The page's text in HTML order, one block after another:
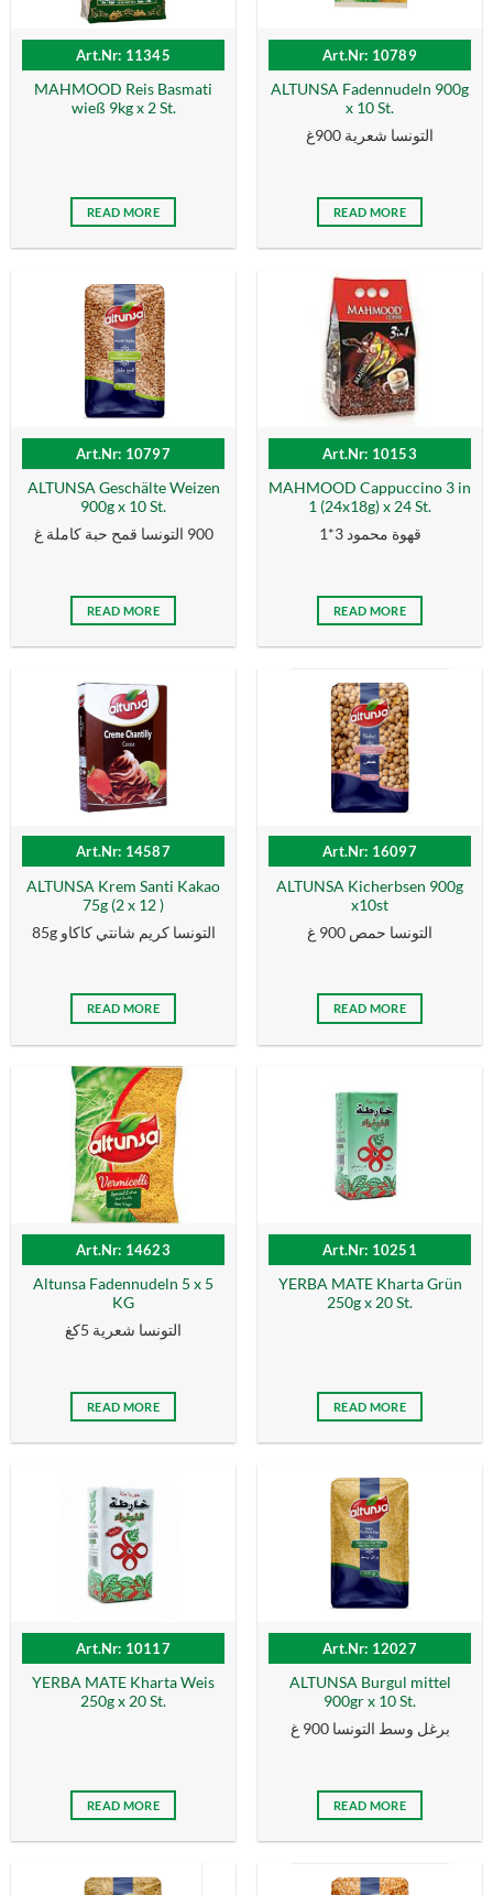
Art.Nr: 11345
MAHMOOD Reis Basmati
wieß 9kg x 2 St.
READ MORE
Art.Nr: 10789
ALTUNSA Fadennudeln 900g
x 10 St.
التونسا شعرية 900غ
READ MORE
Art.Nr: 10797
ALTUNSA Geschälte Weizen
900g x 10 St.
900 التونسا قمح حبة كاملة غ
READ MORE
Art.Nr: 10153
MAHMOOD Cappuccino 3 in
1 (24x18g) x 24 St.
قهوة محمود 3*1
READ MORE
Art.Nr: 14587
ALTUNSA Krem Santi Kakao
75g (2 x 12 )
85g التونسا كریم شانتي كاكاو
READ MORE
Art.Nr: 16097
ALTUNSA Kicherbsen 900g
x10st
التونسا حمص 900 غ
READ MORE
Art.Nr: 14623
Altunsa Fadennudeln 5 x 5
KG
التونسا شعرية 5كغ
READ MORE
Art.Nr: 10251
YERBA MATE Kharta Grün
250g x 20 St.
READ MORE
Art.Nr: 10117
YERBA MATE Kharta Weis
250g x 20 St.
READ MORE
Art.Nr: 12027
ALTUNSA Burgul mittel
900gr x 10 St.
برغل وسط التونسا 900 غ
READ MORE